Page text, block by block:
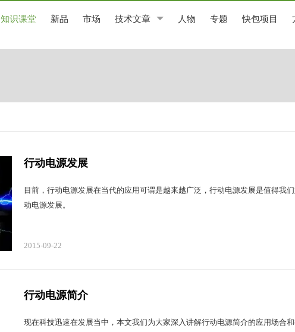
知识课堂 新品 市场 技术文章 人物 专题 快包项目
行动电源发展
目前，行动电源发展在当代的应用可谓是越来越广泛，行动电源发展是值得我
动电源发展。
2015-09-22
行动电源简介
现在科技迅速在发展当中，本文我们为大家深入讲解行动电源简介的应用场合